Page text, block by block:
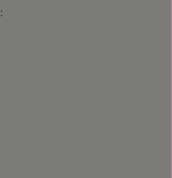
lieferservice/